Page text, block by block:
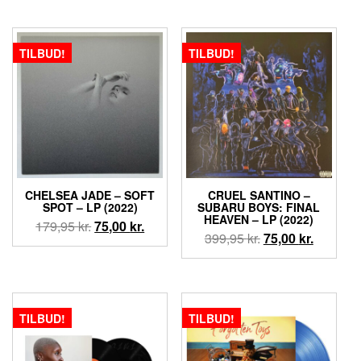
var:
er:
75,00 kr..
139,95 kr..75,00
TILBUD!
CHELSEA JADE – SOFT
SPOT – LP (2022)
179,95kr.Den
oprindelige
179,95 kr..
75,00 kr.Den
aktuelle
75,00 kr..
TILBUD!
CRUEL SANTINO –
SUBARU BOYS: FINAL
HEAVEN – LP (2022)
399,95kr.Den
oprindelige
var:
75,00 kr.Den
aktuelle
er:
TILBUD! TILBUD!